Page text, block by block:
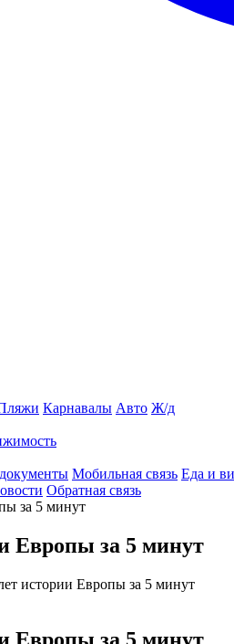
Карнавалы Авто Ж/д
Мобильная связь Еда и
Обратная связь
Европы за 5 минут
истории Европы за 5 минут
Европы за 5 минут